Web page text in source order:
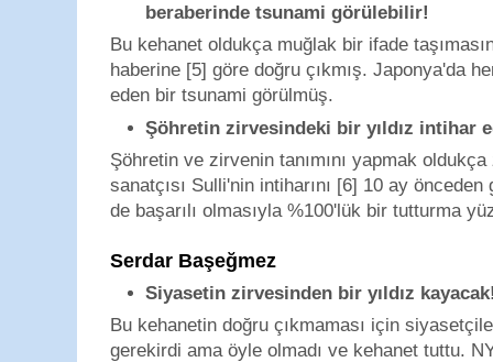
beraberinde tsunami görülebilir!
Bu kehanet oldukça muğlak bir ifade
haberine [5] göre doğru çıkmış. Japonya'da
eden bir tsunami görülmüş.
Şöhretin zirvesindeki bir yıldız intihar
Şöhretin ve zirvenin tanımını yapmak
sanatçısı Sulli'nin intiharını [6] 10 ay
de başarılı olmasıyla %100'lük bir tutturma
Serdar Başeğmez
Siyasetin zirvesinden bir yıldız
Bu kehanetin doğru çıkmaması için
gerekirdi ama öyle olmadı ve kehanet tuttu.